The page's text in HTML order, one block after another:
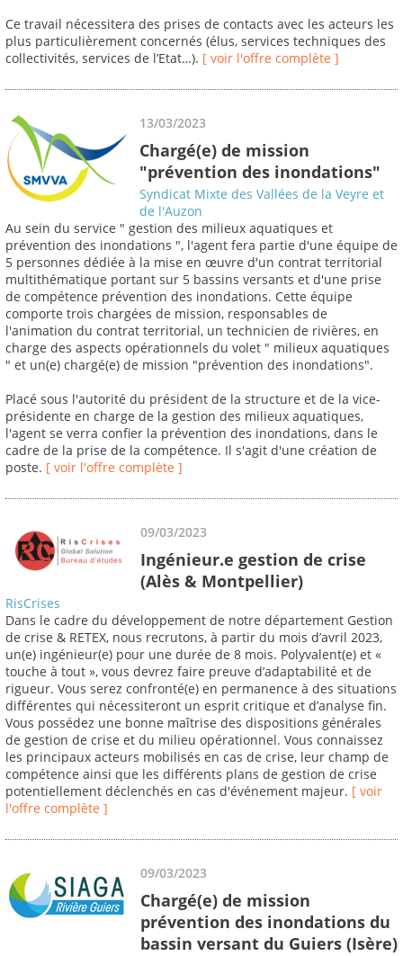
Ce travail nécessitera des prises de contacts avec les acteurs les
plus particulièrement concernés (élus, services techniques des
collectivités, services de l’Etat…). [ voir l'offre complète ]
13/03/2023
Chargé(e) de mission
"prévention des inondations"
Syndicat Mixte des Vallées de la Veyre et
de l'Auzon
Au sein du service " gestion des milieux aquatiques et
prévention des inondations ", l'agent fera partie d'une équipe de
5 personnes dédiée à la mise en œuvre d'un contrat territorial
multithématique portant sur 5 bassins versants et d'une prise
de compétence prévention des inondations. Cette équipe
comporte trois chargées de mission, responsables de
l'animation du contrat territorial, un technicien de rivières, en
charge des aspects opérationnels du volet " milieux aquatiques
" et un(e) chargé(e) de mission "prévention des inondations".
Placé sous l'autorité du président de la structure et de la vice-
présidente en charge de la gestion des milieux aquatiques,
l'agent se verra confier la prévention des inondations, dans le
cadre de la prise de la compétence. Il s'agit d'une création de
poste. [ voir l'offre complète ]
09/03/2023
Ingénieur.e gestion de crise
(Alès & Montpellier)
RisCrises
Dans le cadre du développement de notre département Gestion
de crise & RETEX, nous recrutons, à partir du mois d’avril 2023,
un(e) ingénieur(e) pour une durée de 8 mois. Polyvalent(e) et «
touche à tout », vous devrez faire preuve d’adaptabilité et de
rigueur. Vous serez confronté(e) en permanence à des situations
différentes qui nécessiteront un esprit critique et d’analyse fin.
Vous possédez une bonne maîtrise des dispositions générales
de gestion de crise et du milieu opérationnel. Vous connaissez
les principaux acteurs mobilisés en cas de crise, leur champ de
compétence ainsi que les différents plans de gestion de crise
potentiellement déclenchés en cas d'événement majeur. [ voir
l'offre complète ]
09/03/2023
Chargé(e) de mission
prévention des inondations du
bassin versant du Guiers (Isère)